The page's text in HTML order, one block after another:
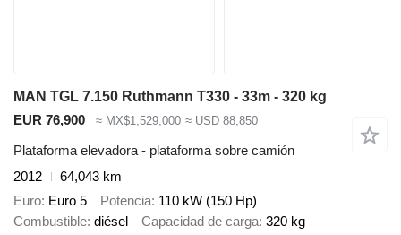
MAN TGL 7.150 Ruthmann T330 - 33m - 320 kg
EUR 76,900
≈ MX$1,529,000 ≈ USD 88,850
Plataforma elevadora - plataforma sobre camión
2012
64,043 km
Euro Euro 5 Potencia 110 kW (150 Hp)
Combustible diésel Capacidad de carga 320 kg